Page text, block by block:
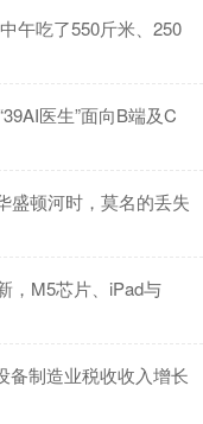
午吃了550斤米、250
医生”面向B端及C
盛顿河时，莫名的丢失
，M5芯片、iPad与
制造业税收收入增长